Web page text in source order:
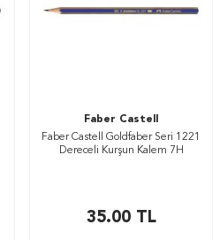
Faber Castell
Faber Castell Goldfaber Seri 1221
Dereceli Kurşun Kalem 7H
35.00TL